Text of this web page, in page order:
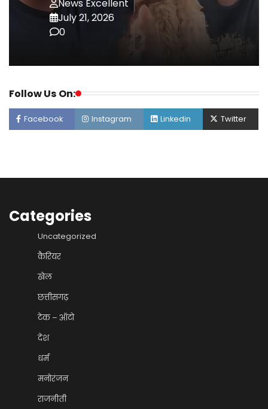
News Excellent
July 21, 2026
0
Follow Us On:
Facebook Instagram Linkedin Twitter
Categories
Uncategorized
कैरियर
खेल
छत्तीसगढ़
टेक – ऑटो
देश
धर्म
मनोरंजन
राजनीती